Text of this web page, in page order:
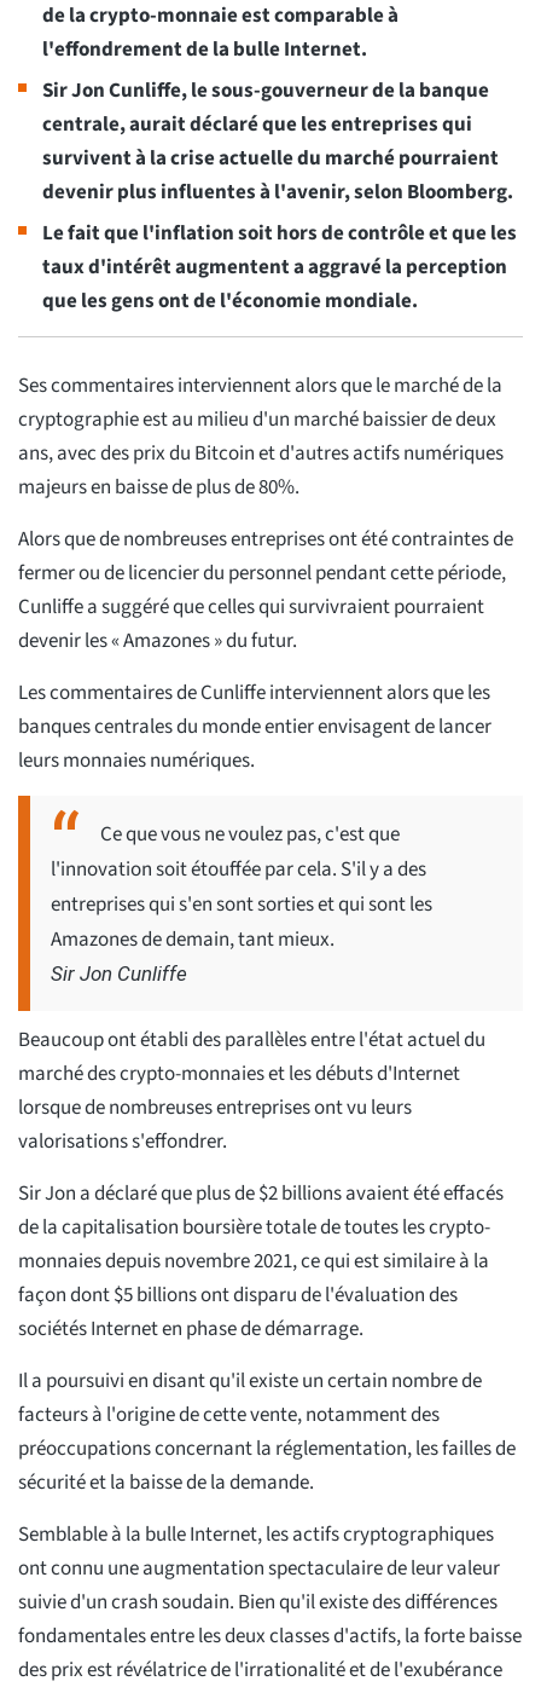
de la crypto-monnaie est comparable à
l'effondrement de la bulle Internet.
Sir Jon Cunliffe, le sous-gouverneur de la banque
centrale, aurait déclaré que les entreprises qui
survivent à la crise actuelle du marché pourraient
devenir plus influentes à l'avenir, selon Bloomberg.
Le fait que l'inflation soit hors de contrôle et que les
taux d'intérêt augmentent a aggravé la perception
que les gens ont de l'économie mondiale.
Ses commentaires interviennent alors que le marché de la
cryptographie est au milieu d'un marché baissier de deux
ans, avec des prix du Bitcoin et d'autres actifs numériques
majeurs en baisse de plus de 80%.
Alors que de nombreuses entreprises ont été contraintes de
fermer ou de licencier du personnel pendant cette période,
Cunliffe a suggéré que celles qui survivraient pourraient
devenir les « Amazones » du futur.
Les commentaires de Cunliffe interviennent alors que les
banques centrales du monde entier envisagent de lancer
leurs monnaies numériques.
Ce que vous ne voulez pas, c'est que
l'innovation soit étouffée par cela. S'il y a des
entreprises qui s'en sont sorties et qui sont les
Amazones de demain, tant mieux.
Sir Jon Cunliffe
Beaucoup ont établi des parallèles entre l'état actuel du
marché des crypto-monnaies et les débuts d'Internet
lorsque de nombreuses entreprises ont vu leurs
valorisations s'effondrer.
Sir Jon a déclaré que plus de $2 billions avaient été effacés
de la capitalisation boursière totale de toutes les crypto-
monnaies depuis novembre 2021, ce qui est similaire à la
façon dont $5 billions ont disparu de l'évaluation des
sociétés Internet en phase de démarrage.
Il a poursuivi en disant qu'il existe un certain nombre de
facteurs à l'origine de cette vente, notamment des
préoccupations concernant la réglementation, les failles de
sécurité et la baisse de la demande.
Semblable à la bulle Internet, les actifs cryptographiques
ont connu une augmentation spectaculaire de leur valeur
suivie d'un crash soudain. Bien qu'il existe des différences
fondamentales entre les deux classes d'actifs, la forte baisse
des prix est révélatrice de l'irrationalité et de l'exubérance